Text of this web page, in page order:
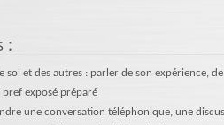
:
soi et des autres : parler de son expérience,
bref exposé préparé
une conversation téléphonique, une